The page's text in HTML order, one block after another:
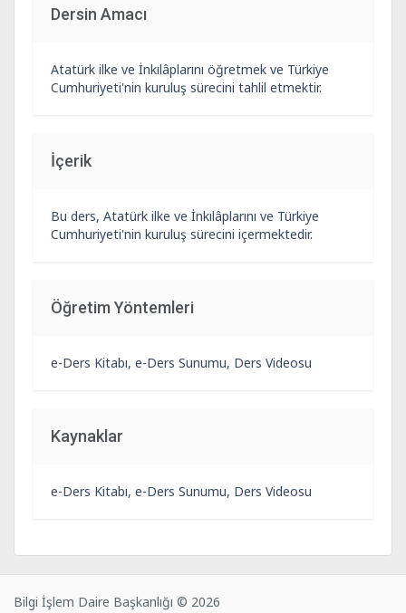
Dersin Amacı
Atatürk ilke ve İnkılâplarını öğretmek ve Türkiye
Cumhuriyeti'nin kuruluş sürecini tahlil etmektir.
İçerik
Bu ders, Atatürk ilke ve İnkılâplarını ve Türkiye
Cumhuriyeti'nin kuruluş sürecini içermektedir.
Öğretim Yöntemleri
e-Ders Kitabı, e-Ders Sunumu, Ders Videosu
Kaynaklar
e-Ders Kitabı, e-Ders Sunumu, Ders Videosu
Bilgi İşlem Daire Başkanlığı © 2026